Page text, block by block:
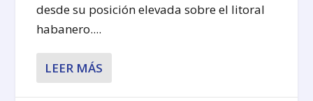
desde su posición elevada sobre el litoral
habanero....
LEER MÁS